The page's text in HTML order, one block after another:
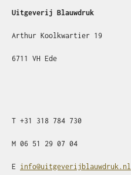
Uitgeverij Blauwdruk
Arthur Koolkwartier 19
6711 VH Ede
T +31 318 784 730
M 06 51 29 07 04
E info@uitgeverijblauwdruk.nl